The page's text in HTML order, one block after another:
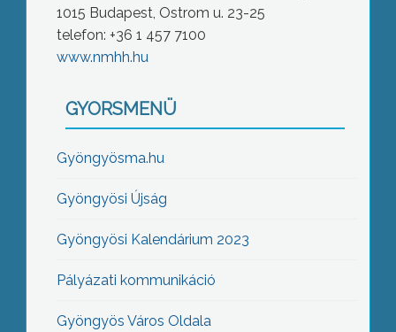
1015 Budapest, Ostrom u. 23-25
telefon: +36 1 457 7100
www.nmhh.hu
GYORSMENÜ
Gyöngyösma.hu
Gyöngyösi Újság
Gyöngyösi Kalendárium 2023
Pályázati kommunikáció
Gyöngyös Város Oldala